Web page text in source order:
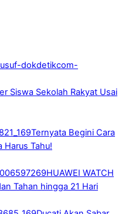
Siswa Sekolah Rakyat Usai
Ternyata Begini Cara
Harus Tahu!
HUAWEI WATCH
Tahan hingga 21 Hari